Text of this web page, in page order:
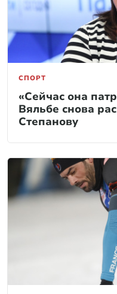
СПОРТ
«Сейчас она
Вяльбе снова
Степанову